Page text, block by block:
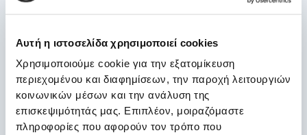
Αυτή η ιστοσελίδα χρησιμοποιεί cookies
Χρησιμοποιούμε cookie για την εξατομίκευση
περιεχομένου και διαφημίσεων, την παροχή λειτουργιών
κοινωνικών μέσων και την ανάλυση της
επισκεψιμότητάς μας. Επιπλέον, μοιραζόμαστε
πληροφορίες που αφορούν τον τρόπο που
κέντρων και των κλινικών του ομίλου αναβαθμίζεται και
εκσυγχρονίζεται συνεχώς.
Στο δίκτυο των διαγνωστικών κέντρων σύντομα θα
προστεθούν νέες μονάδες εξοπλισμένες με τεχνολογία